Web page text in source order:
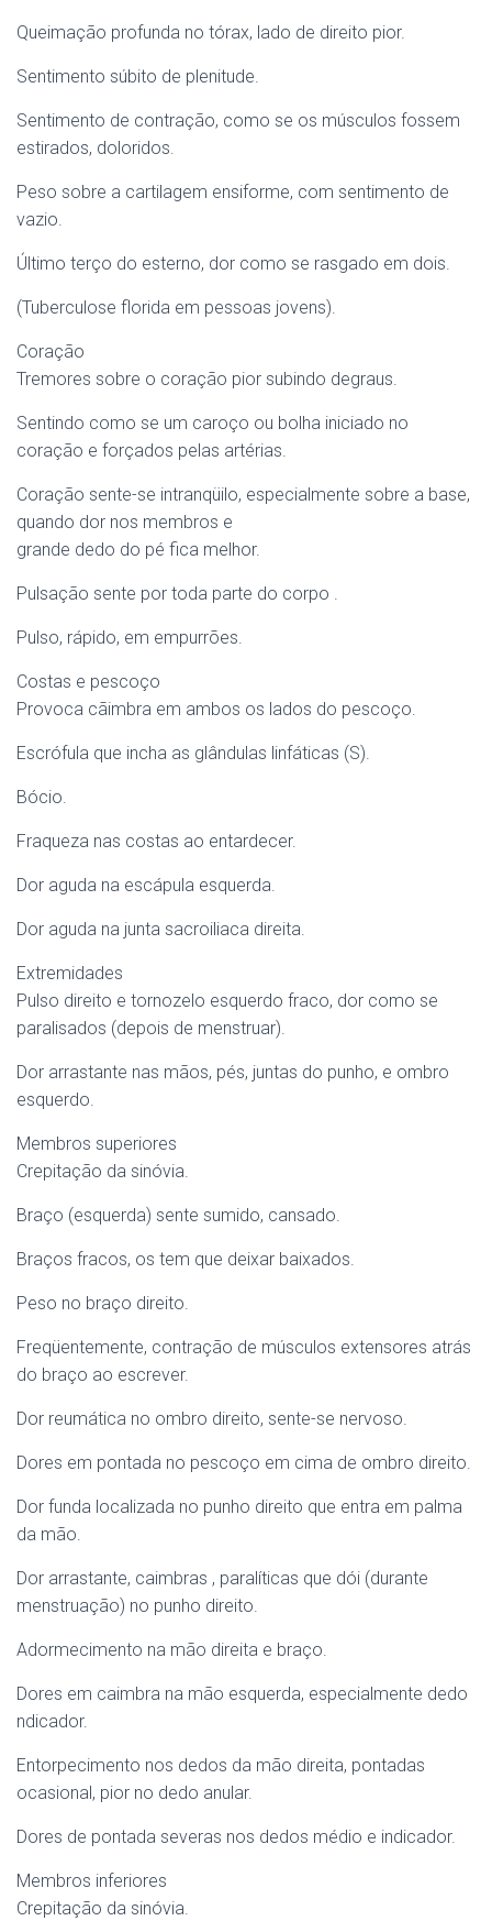
Queimação profunda no tórax, lado de direito pior.
Sentimento súbito de plenitude.
Sentimento de contração, como se os músculos fossem
estirados, doloridos.
Peso sobre a cartilagem ensiforme, com sentimento de
vazio.
Último terço do esterno, dor como se rasgado em dois.
(Tuberculose florida em pessoas jovens).
Coração
Tremores sobre o coração pior subindo degraus.
Sentindo como se um caroço ou bolha iniciado no
coração e forçados pelas artérias.
Coração sente-se intranqüilo, especialmente sobre a base,
quando dor nos membros e
grande dedo do pé fica melhor.
Pulsação sente por toda parte do corpo .
Pulso, rápido, em empurrões.
Costas e pescoço
Provoca cãimbra em ambos os lados do pescoço.
Escrófula que incha as glândulas linfáticas (S).
Bócio.
Fraqueza nas costas ao entardecer.
Dor aguda na escápula esquerda.
Dor aguda na junta sacroiliaca direita.
Extremidades
Pulso direito e tornozelo esquerdo fraco, dor como se
paralisados (depois de menstruar).
Dor arrastante nas mãos, pés, juntas do punho, e ombro
esquerdo.
Membros superiores
Crepitação da sinóvia.
Braço (esquerda) sente sumido, cansado.
Braços fracos, os tem que deixar baixados.
Peso no braço direito.
Freqüentemente, contração de músculos extensores atrás
do braço ao escrever.
Dor reumática no ombro direito, sente-se nervoso.
Dores em pontada no pescoço em cima de ombro direito.
Dor funda localizada no punho direito que entra em palma
da mão.
Dor arrastante, caimbras , paralíticas que dói (durante
menstruação) no punho direito.
Adormecimento na mão direita e braço.
Dores em caimbra na mão esquerda, especialmente dedo
ndicador.
Entorpecimento nos dedos da mão direita, pontadas
ocasional, pior no dedo anular.
Dores de pontada severas nos dedos médio e indicador.
Membros inferiores
Crepitação da sinóvia.